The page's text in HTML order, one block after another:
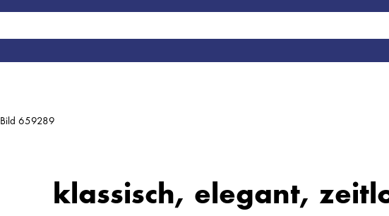
Bild 659289
klassisch, elegant,